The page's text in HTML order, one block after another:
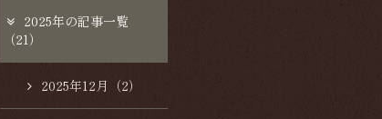
2025年の記事一覧
（21）
2025年12月（2）